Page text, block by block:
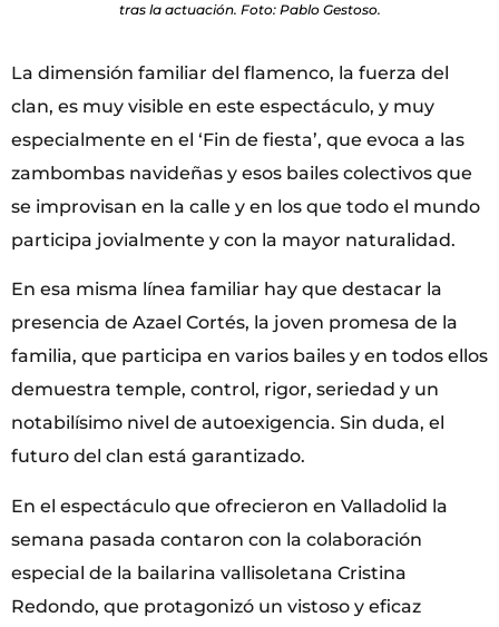
tras la actuación. Foto: Pablo Gestoso.
La dimensión familiar del flamenco, la fuerza del
clan, es muy visible en este espectáculo, y muy
especialmente en el ‘Fin de fiesta’, que evoca a las
zambombas navideñas y esos bailes colectivos que
se improvisan en la calle y en los que todo el mundo
participa jovialmente y con la mayor naturalidad.
En esa misma línea familiar hay que destacar la
presencia de Azael Cortés, la joven promesa de la
familia, que participa en varios bailes y en todos ellos
demuestra temple, control, rigor, seriedad y un
notabilísimo nivel de autoexigencia. Sin duda, el
futuro del clan está garantizado.
En el espectáculo que ofrecieron en Valladolid la
semana pasada contaron con la colaboración
especial de la bailarina vallisoletana Cristina
Redondo, que protagonizó un vistoso y eficaz